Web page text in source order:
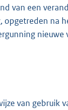
van een
na
van gebruik